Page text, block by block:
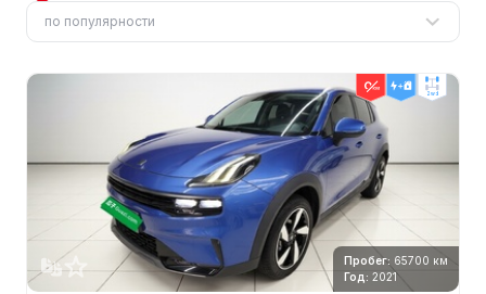
по популярности
2wd
Пробег: 65700 км
Год: 2021